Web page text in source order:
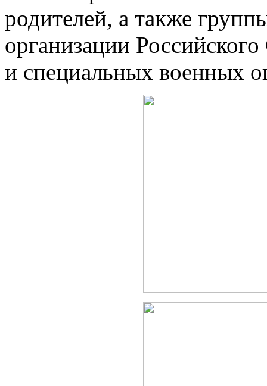
родителей, а также
организации
и специальных военных